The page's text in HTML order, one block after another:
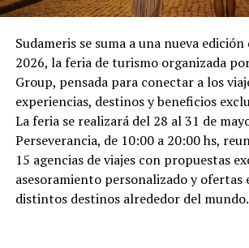
Sudameris se suma a una nueva
2026, la feria de turismo organizada
Group, pensada para conectar a los
experiencias, destinos y beneficios
La feria se realizará del 28 al 31 de
Perseverancia, de 10:00 a 20:00 hs,
15 agencias de viajes con propuestas
asesoramiento personalizado y ofertas
distintos destinos alrededor del mundo.